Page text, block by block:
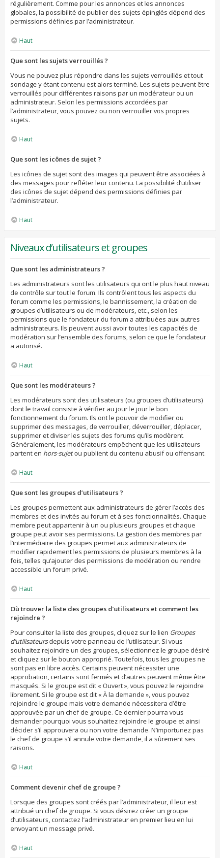
régulièrement. Comme pour les annonces et les annonces
globales, la possibilité de publier des sujets épinglés dépend des
permissions définies par l’administrateur.
Haut
Que sont les sujets verrouillés ?
Vous ne pouvez plus répondre dans les sujets verrouillés et tout
sondage y étant contenu est alors terminé. Les sujets peuvent être
verrouillés pour différentes raisons par un modérateur ou un
administrateur. Selon les permissions accordées par
l’administrateur, vous pouvez ou non verrouiller vos propres
sujets.
Haut
Que sont les icônes de sujet ?
Les icônes de sujet sont des images qui peuvent être associées à
des messages pour refléter leur contenu. La possibilité d’utiliser
des icônes de sujet dépend des permissions définies par
l’administrateur.
Haut
Niveaux d’utilisateurs et groupes
Que sont les administrateurs ?
Les administrateurs sont les utilisateurs qui ont le plus haut niveau
de contrôle sur tout le forum. Ils contrôlent tous les aspects du
forum comme les permissions, le bannissement, la création de
groupes d’utilisateurs ou de modérateurs, etc., selon les
permissions que le fondateur du forum a attribuées aux autres
administrateurs. Ils peuvent aussi avoir toutes les capacités de
modération sur l’ensemble des forums, selon ce que le fondateur
a autorisé.
Haut
Que sont les modérateurs ?
Les modérateurs sont des utilisateurs (ou groupes d’utilisateurs)
dont le travail consiste à vérifier au jour le jour le bon
fonctionnement du forum. Ils ont le pouvoir de modifier ou
supprimer des messages, de verrouiller, déverrouiller, déplacer,
supprimer et diviser les sujets des forums qu’ils modèrent.
Généralement, les modérateurs empêchent que les utilisateurs
partent en hors-sujetou publient du contenu abusif ou offensant.
Haut
Que sont les groupes d’utilisateurs ?
Les groupes permettent aux administrateurs de gérer l’accès des
membres et des invités au forum et à ses fonctionnalités. Chaque
membre peut appartenir à un ou plusieurs groupes et chaque
groupe peut avoir ses permissions. La gestion des membres par
l’intermédiaire des groupes permet aux administrateurs de
modifier rapidement les permissions de plusieurs membres à la
fois, telles qu’ajouter des permissions de modération ou rendre
accessible un forum privé.
Haut
Où trouver la liste des groupes d’utilisateurs et comment les
rejoindre ?
Pour consulter la liste des groupes, cliquez sur le lien Groupes
d’utilisateursdepuis votre panneau de l’utilisateur. Si vous
souhaitez rejoindre un des groupes, sélectionnez le groupe désiré
et cliquez sur le bouton approprié. Toutefois, tous les groupes ne
sont pas en libre accès. Certains peuvent nécessiter une
approbation, certains sont fermés et d’autres peuvent même être
masqués. Si le groupe est dit « Ouvert », vous pouvez le rejoindre
librement. Si le groupe est dit « À la demande », vous pouvez
rejoindre le groupe mais votre demande nécessitera d’être
approuvée par un chef de groupe. Ce dernier pourra vous
demander pourquoi vous souhaitez rejoindre le groupe et ainsi
décider s’il approuvera ou non votre demande. N’importunez pas
le chef de groupe s’il annule votre demande, il a sûrement ses
raisons.
Haut
Comment devenir chef de groupe ?
Lorsque des groupes sont créés par l’administrateur, il leur est
attribué un chef de groupe. Si vous désirez créer un groupe
d’utilisateurs, contactez l’administrateur en premier lieu en lui
envoyant un message privé.
Haut